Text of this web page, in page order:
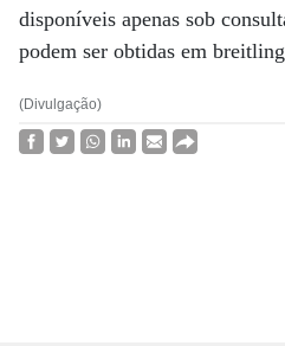
disponíveis apenas sob
podem ser obtidas em
(Divulgação)